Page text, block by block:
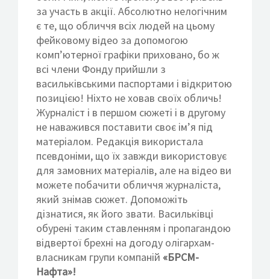
за участь в акції. Абсолютно нелогічним
є те, що обличчя всіх людей на цьому
фейковому відео за допомогою
комп’ютерної графіки приховано, бо ж
всі члени Фонду прийшли з
васильківськими паспортами і відкритою
позицією! Ніхто не ховав своїх обличь!
Журналіст і в першом сюжеті і в другому
не наважився поставити своє ім’я під
матеріалом. Редакція використала
псевдоніми, що їх завжди використовує
для замовних матеріалів, але на відео ви
можете побачити обличчя журналіста,
який знімав сюжет. Допоможіть
дізнатися, як його звати. Васильківці
обурені таким ставленням і пропагандою
відвертої брехні на догоду олігархам-
власникам групи компаній «БРСМ-
Нафта»!